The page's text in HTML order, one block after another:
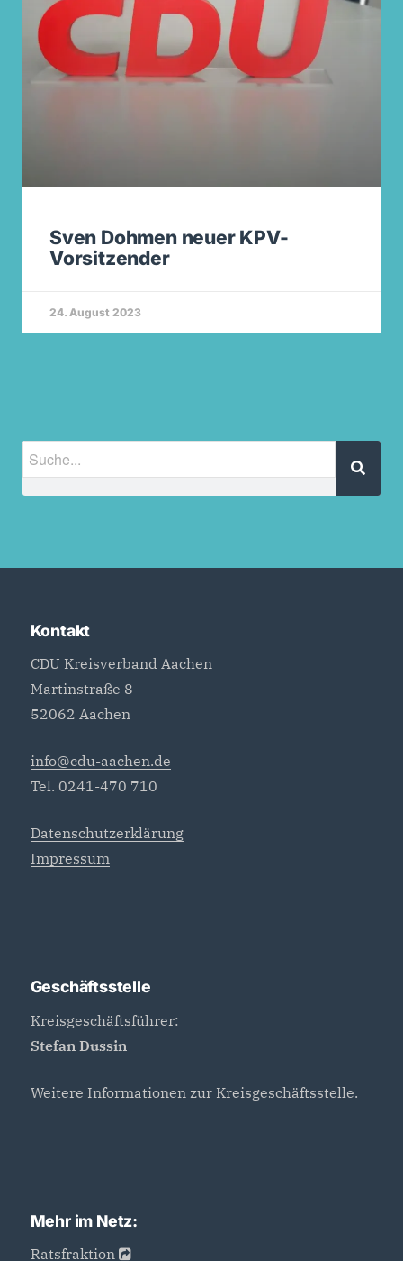
Sven Dohmen neuer KPV-
Vorsitzender
24. August 2023
Kontakt
CDU Kreisverband Aachen
Martinstraße 8
52062 Aachen
info@cdu-aachen.de
Tel. 0241-470 710
Datenschutzerklärung
Impressum
Geschäftsstelle
Kreisgeschäftsführer:
Stefan Dussin
Weitere Informationen zur Kreisgeschäftsstelle.
Mehr im Netz:
Ratsfraktion